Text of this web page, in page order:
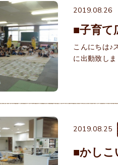
2019.08.26
■子育
こんにちは♪
に出動致し
2019.08.25
■かしこ